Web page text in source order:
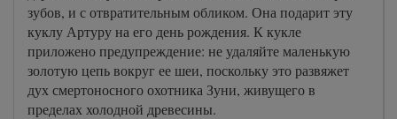
зубов, и с отвратительным обликом. Она подарит эту
куклу Артуру на его день рождения. К кукле
приложено предупреждение: не удаляйте маленькую
золотую цепь вокруг ее шеи, поскольку это развяжет
дух смертоносного охотника Зуни, живущего в
пределах холодной древесины.